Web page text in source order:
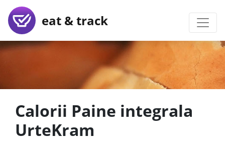
eat & track
Calorii Paine integrala
UrteKram